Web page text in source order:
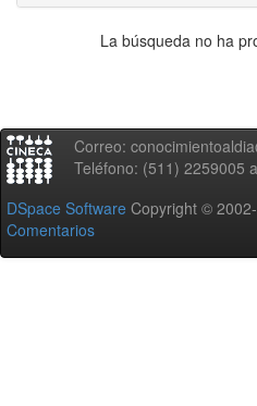
La búsqueda no ha
Correo:
Teléfono: (511) 2259005
DSpace Software Copyright ©
Comentarios